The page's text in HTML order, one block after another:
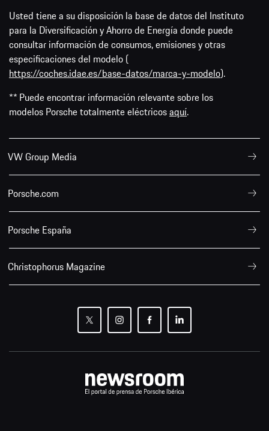
Usted tiene a su disposición la base de datos del Instituto
para la Diversificación y Ahorro de Energía donde puede
consultar información de consumos, emisiones y otras
especificaciones del modelo (
https://coches.idae.es/base-datos/marca-y-modelo).
** Puede encontrar información relevante sobre los
modelos Porsche totalmente eléctricosaquí.
VW Group Media
Porsche.com
Porsche España
Christophorus Magazine